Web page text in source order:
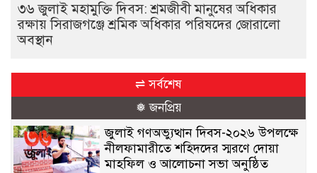
৩৬ জুলাই মহামুক্তি দিবস: শ্রমজীবী মানুষের অধিকার
রক্ষায় সিরাজগঞ্জে শ্রমিক অধিকার পরিষদের জোরালো
অবস্থান
⇌ সর্বশেষ
❅ জনপ্রিয়
জুলাই গণঅভ্যুত্থান দিবস-২০২৬ উপলক্ষে
নীলফামারীতে শহিদদের স্মরণে দোয়া
মাহফিল ও আলোচনা সভা অনুষ্ঠিত